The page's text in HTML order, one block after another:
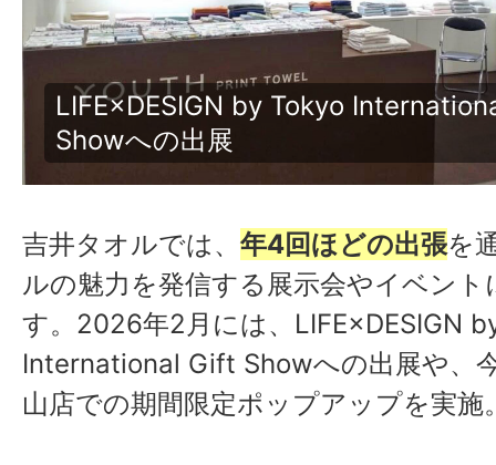
今治タオル南青山店での期間限定
①
吉井タオルでは、 年4回ほどの出張を
ルの魅力を発信する展示会やイベン
す。2026年2月には、LIFE×DESIGN
International Gift Showへの出展や、
山店での期間限定ポップアップを実施